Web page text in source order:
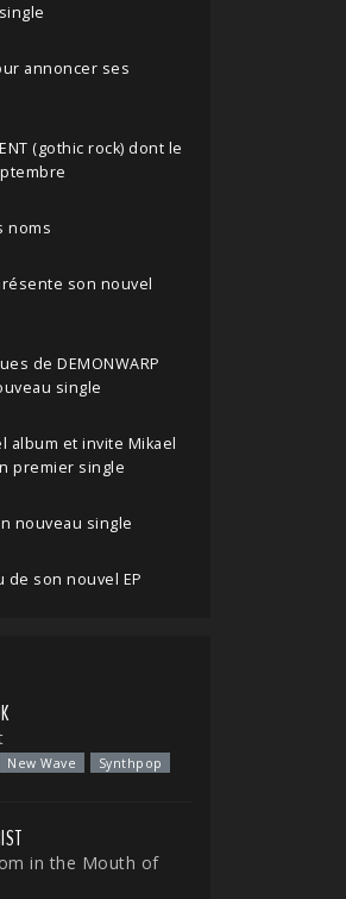
annoncer ses
(gothic rock) dont le
noms
présente son nouvel
de DEMONWARP
single
album et invite Mikael
premier single
nouveau single
de son nouvel EP
New Wave Synthpop
in the Mouth of